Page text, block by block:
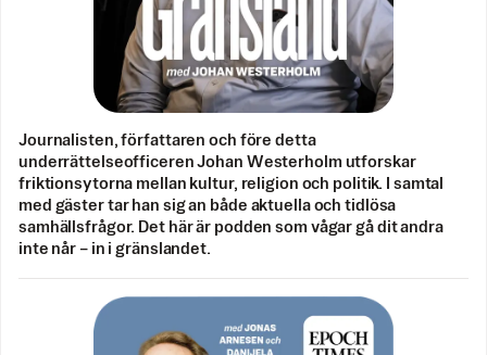
Journalisten, författaren och före detta
underrättelseofficeren Johan Westerholm utforskar
friktionsytorna mellan kultur, religion och politik. I samtal
med gäster tar han sig an både aktuella och tidlösa
samhällsfrågor. Det här är podden som vågar gå dit andra
inte når – in i gränslandet.